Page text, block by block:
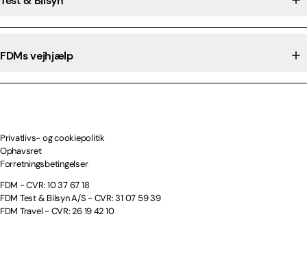
FDMs vejhjælp
Privatlivs- og cookiepolitik
Ophavsret
Forretningsbetingelser
FDM - CVR: 10 37 67 18
FDM Test & Bilsyn A/S - CVR: 31 07 59 39
FDM Travel - CVR: 26 19 42 10